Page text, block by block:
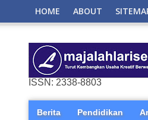
HOME ABOUT
ISSN: 2338-8803
Berita Pendidikan